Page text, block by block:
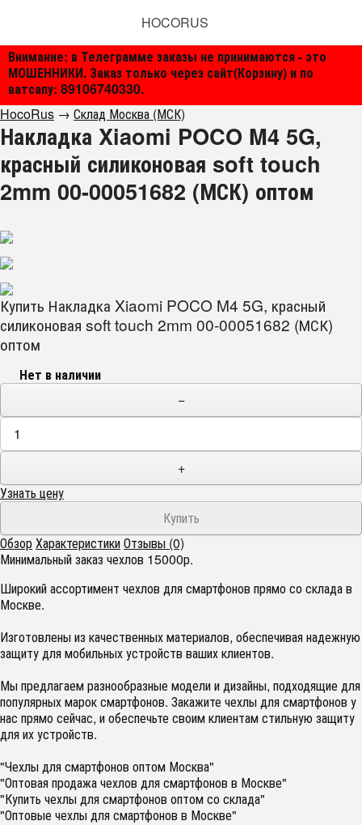
Внимание: в Телеграмме заказы не принимаются - это
МОШЕННИКИ. Заказ только через сайт(Корзину) и по
ватсапу: 89106740330.
HOCORUS
HocoRus → Склад Москва (МСК)
Накладка Xiaomi POCO M4 5G,
красный силиконовая soft touch
2mm 00-00051682 (МСК) оптом
Купить Накладка Xiaomi POCO M4 5G, красный
силиконовая soft touch 2mm 00-00051682 (МСК)
оптом
Нет в наличии
−
+
Узнать цену
ОбзорХарактеристикиОтзывы (0)
Минимальный заказ чехлов 15000р.
Широкий ассортимент чехлов для смартфонов прямо со склада в
Москве.
Изготовлены из качественных материалов, обеспечивая надежную
защиту для мобильных устройств ваших клиентов.
Мы предлагаем разнообразные модели и дизайны, подходящие для
популярных марок смартфонов. Закажите чехлы для смартфонов у
нас прямо сейчас, и обеспечьте своим клиентам стильную защиту
для их устройств.
"Чехлы для смартфонов оптом Москва"
"Оптовая продажа чехлов для смартфонов в Москве"
"Купить чехлы для смартфонов оптом со склада"
"Оптовые чехлы для смартфонов в Москве"